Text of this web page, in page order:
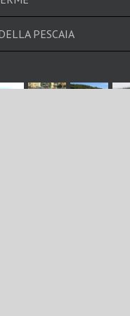
PESCAIA